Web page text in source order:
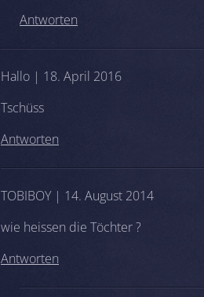
Antworten
Hallo | 18. April 2016
Tschüss
Antworten
TOBIBOY | 14. August 2014
wie heissen die Töchter ?
Antworten